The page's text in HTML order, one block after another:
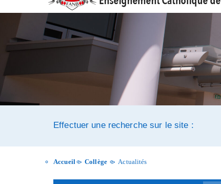
Effectuer une recherche sur le site :
Accueil > Collège > Actualités